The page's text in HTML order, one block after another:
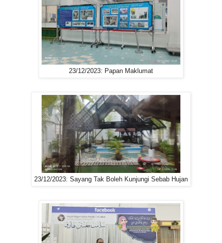
23/12/2023: Papan Maklumat
23/12/2023: Sayang Tak Boleh Kunjungi Sebab Hujan